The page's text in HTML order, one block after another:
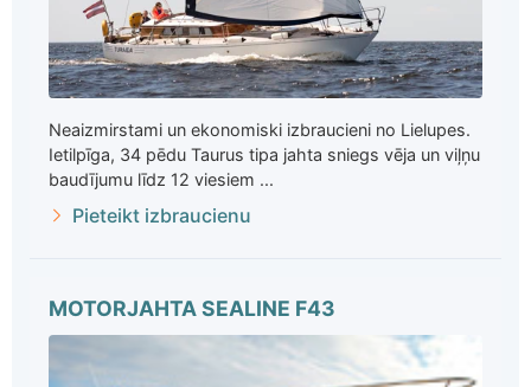
Neaizmirstami un ekonomiski izbraucieni no Lielupes.
Ietilpīga, 34 pēdu Taurus tipa jahta sniegs vēja un viļņu
baudījumu līdz 12 viesiem ...
Pieteikt izbraucienu
MOTORJAHTA SEALINE F43